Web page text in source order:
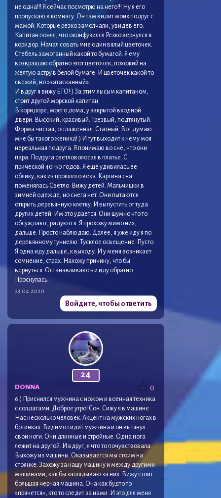
не одна!!! Я сейчас посмотрю на него!!! Ну я его
пропускаю в комнату. Он там видит моих подруг с
мамой. Которые резко замолчали, увидев его.
Капитан понял, что оконфузился Резко вернулся в
коридор. Начал совать мне один вялый цветочек.
Стебель замотанный какой то бумагой. Я ему
возвращаю обратно этот цветочек, похожий на
жёлтую астру в белой бумаге. И цветочек какой то
свежий, но »затасканный».
И вдруг я вижу ЕГО!:) За этим лысым капитаном,
стоит другой морской капитан.
В коридоре, моего дома, у закрытой входной
двери. Высокий, красивый. Трезвый, подтянутый.
Форма чистая, отглаженная. Статный. Вот думаю:
мне бы такого жениха!:) И тут выходит к нему моя
нереальная подруга. Я понимаю во сне, что они
пара. Подруга светловолосая в платье. С
прической 40-50 годов. Я ещё удивилась ее
облику, как из прошлого века. Картина сна
поменялась Светло. Вижу детей. Мальчишки в
зимней одежде, но снега нет. Они пытаются
открыть деревянную клетку. И выпустить от туда
других детей. Им это удается. Они шумно что то
обсуждают, радуются. Я прохожу мимо них,
дальше. Просто наблюдаю. Далее, я уже иду я по
деревянному туннелю. Тусклое освещение. Пусто.
Я одна иду дальше, к выходу. И у меня возникает
сомнение, страх. Нахожу причину, что бы
вернуться. Останавливаюсь и иду обратно.
Проснулась.
23.04.2020
Войдите, чтобы ответить
24
0
DONNA
6.) Приснился мужчина с ножом и военная техника
с солдатами. Доброе утро! Сон. Сижу я в машине.
Нас несколько человек. Акцент на мужских ногах в
ботинках. Видимо сидит мужчина и он вытянул
свои ноги. Они длинные и стройные. Одна нога
лежит на другой. И вдруг, я что то почувствовала.
Выхожу из машины. Оказывается мы стоим на
стоянке. Захожу за нашу машину и между другими
машинами, как бы заглядываю за них. Вижу стоит
большая черная машина. Она как будто то
»прячется», кто то следит за нами. И это для меня